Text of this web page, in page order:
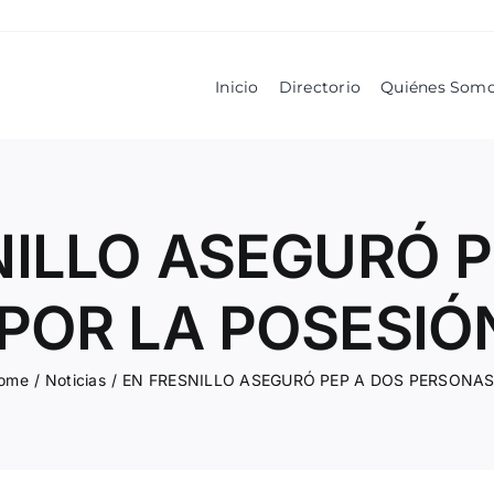
Inicio Directorio Quiénes
ASEGURÓ
LA
/ Noticias /